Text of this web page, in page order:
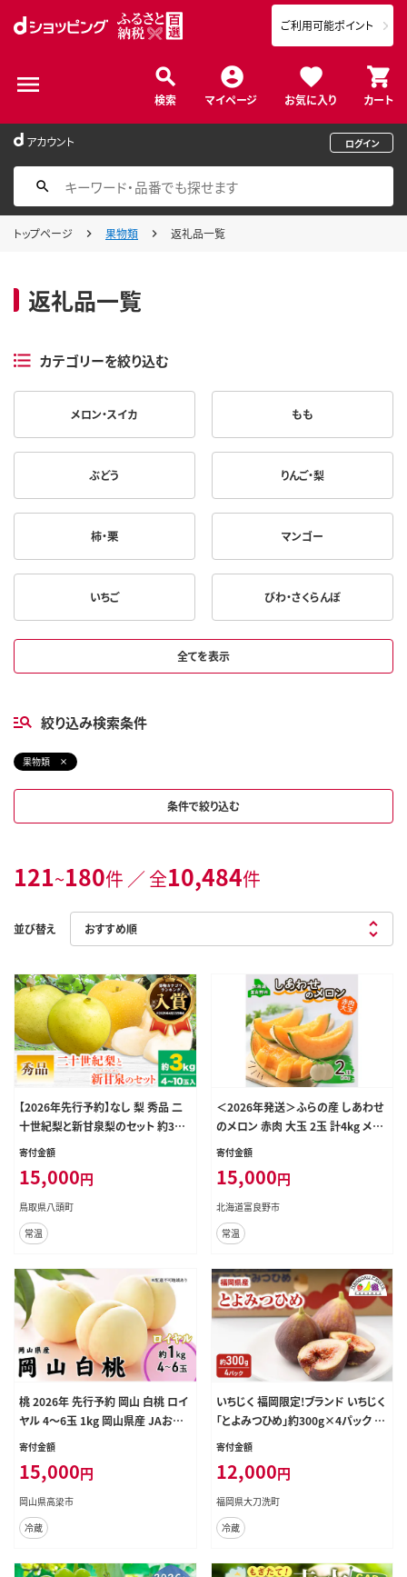
検索 マイページ お気に入り カート
ご利用可能ポイント
アカウント ログイン
トップページ 果物類 返礼品一覧
返礼品一覧
カテゴリーを絞り込む
メロン・スイカ もも
ぶどう りんご・梨
柿・栗 マンゴー
いちご びわ・さくらんぼ
全てを表示
絞り込み検索条件
果物類
条件で絞り込む
121~180件 ／ 全10,484件
並び替え
【2026年先行予約】なし 梨 秀品 二
十世紀梨と新甘泉梨のセット 約3kg
(4～10玉入) 高間商店《2026年8月
町 青果物 フルーツ 梨 和梨---yazu
_tkm_98_3---
寄付金額
15,000円
鳥取県八頭町
常温
＜2026年発送＞ふらの産 しあわせ
のメロン 赤肉 大玉 2玉 計4kg メロ
ン 富良野メロン
寄付金額
15,000円
北海道富良野市
常温
桃 2026年 先行予約 岡山 白桃 ロイ
ヤル 4～6玉 1kg 岡山県産 JAおか
やまのもも モモ 岡山県産 国産 フル
寄付金額
15,000円
岡山県高梁市
冷蔵
いちじく 福岡限定!ブランド いちじく
「とよみつひめ」約300g×4パック 無
花果 フルーツ 果物 ※配送不可:離
寄付金額
12,000円
福岡県大刀洗町
冷蔵